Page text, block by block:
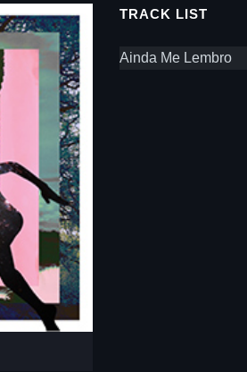
TRACK LIST
Ainda Me Lembro